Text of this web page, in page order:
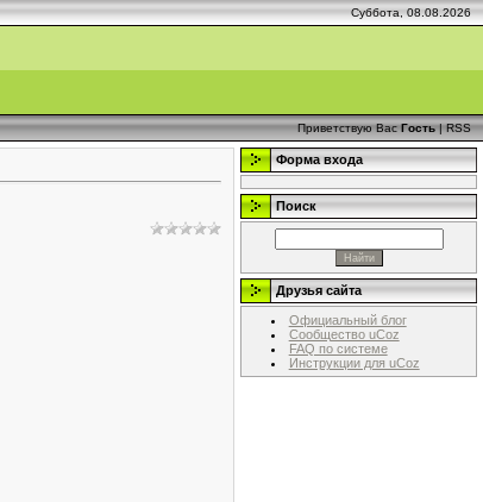
Суббота, 08.08.2026
Приветствую Вас Гость|RSS
Форма входа
Поиск
Друзья сайта
Официальный блог
Сообщество uCoz
FAQ по системе
Инструкции для uCoz